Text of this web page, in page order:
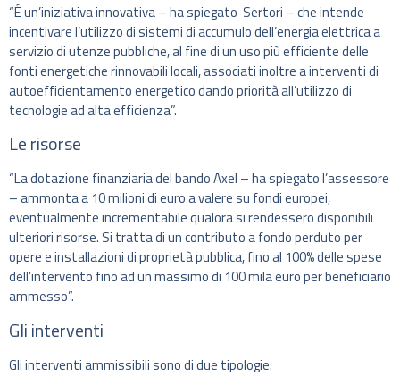
“É un’iniziativa innovativa – ha spiegato Sertori – che intende
incentivare l’utilizzo di sistemi di accumulo dell’energia elettrica a
servizio di utenze pubbliche, al fine di un uso più efficiente delle
fonti energetiche rinnovabili locali, associati inoltre a interventi di
autoefficientamento energetico dando priorità all’utilizzo di
tecnologie ad alta efficienza”.
Le risorse
“La dotazione finanziaria del bando Axel – ha spiegato l’assessore
– ammonta a 10 milioni di euro a valere su fondi europei,
eventualmente incrementabile qualora si rendessero disponibili
ulteriori risorse. Si tratta di un contributo a fondo perduto per
opere e installazioni di proprietà pubblica, fino al 100% delle spese
dell’intervento fino ad un massimo di 100 mila euro per beneficiario
ammesso”.
Gli interventi
Gli interventi ammissibili sono di due tipologie: